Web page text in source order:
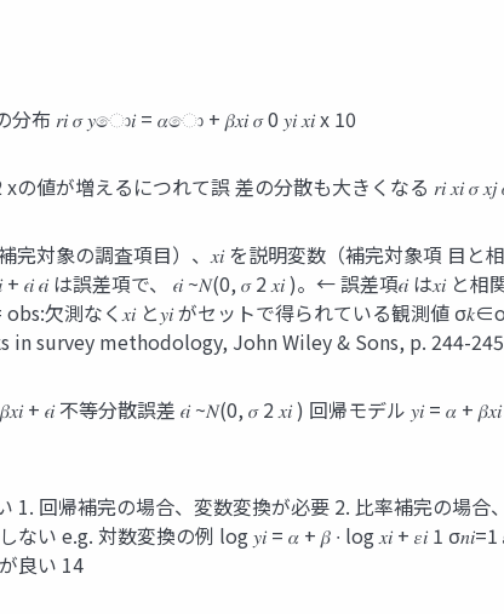
分布 𝑟𝑖 𝜎 𝑦ො𝑖 = 𝛼ො + 𝛽𝑥𝑖 𝜎 0 𝑦𝑖 𝑥𝑖 x 10
の値が増えるにつれて誤 差の分散も大きくなる 𝑟𝑖 𝑥𝑖 𝜎
対象の調査項目）、𝑥𝑖 を説明変数（補完対象項 目と
𝜖𝑖 𝜖𝑖 は誤差項で、 𝜖𝑖 ~𝑁(0, 𝜎 2 𝑥𝑖 )。← 誤差項𝜖𝑖 は𝑥𝑖
欠測なく𝑥𝑖 と𝑦𝑖 がセットで得られている観測値
survey methodology, John Wiley & Sons, p. 244-
+ 𝜖𝑖 不等分散誤差 𝜖𝑖 ~𝑁(0, 𝜎 2 𝑥𝑖 ) 回帰モデル 𝑦𝑖 = 𝛼 +
1. 回帰補完の場合、変数変換が必要 2. 比率補完の場
e.g. 対数変換の例 log 𝑦𝑖 = 𝛼 + 𝛽 ∙ log 𝑥𝑖 + 𝜀𝑖 1 σ𝑛𝑖=1
良い 14